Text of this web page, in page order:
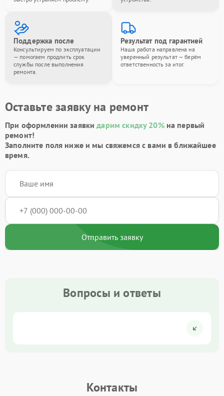
Поддержка после
Консультируем по эксплуатации
— помогаем продлить срок
службы после выполнения
ремонта.
Результат под гарантией
Наша работа направлена на
уверенный результат — берём
ответственность за итог.
Оставьте заявку на ремонт
При оформлении заявкидарим скидку 20%на первый
ремонт!
Заполните поля ниже и мы свяжемся с вами в ближайшее
время.
Отправить заявку
Вопросы и ответы
Контакты